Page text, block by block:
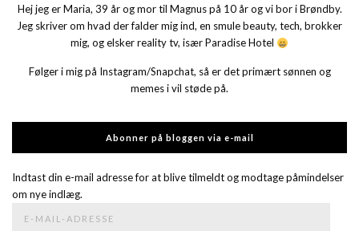
Hej jeg er Maria, 39 år og mor til Magnus på 10 år og vi bor i Brøndby.
Jeg skriver om hvad der falder mig ind, en smule beauty, tech, brokker
mig, og elsker reality tv, især Paradise Hotel
Følger i mig på Instagram/Snapchat, så er det primært sønnen og
memes i vil støde på.
Abonner på bloggen via e-mail
Indtast din e-mail adresse for at blive tilmeldt og modtage påmindelser
om nye indlæg.